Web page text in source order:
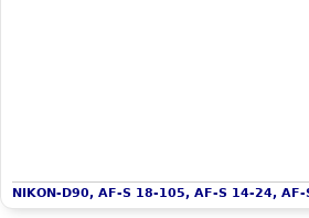
NIKON-D90, AF-S 18-105, AF-S 14-24,